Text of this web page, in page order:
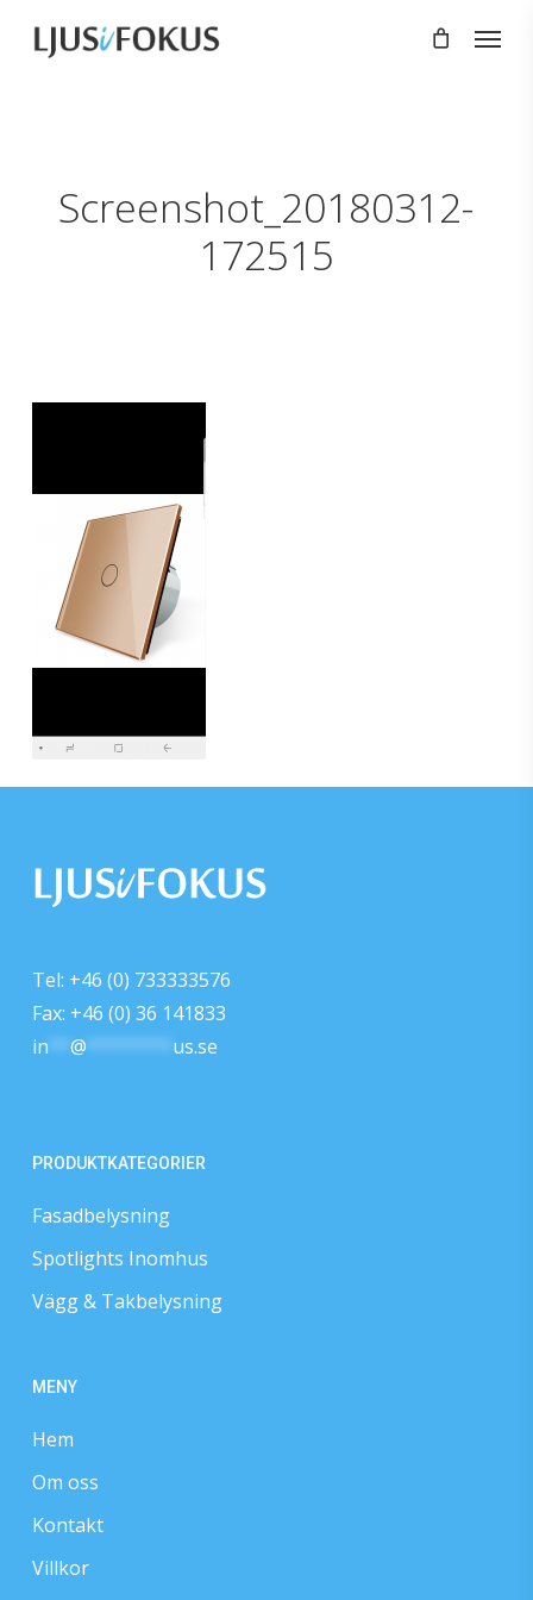
Menu
Screenshot_20180312-
172515
Tel: +46 (0) 733333576
Fax: +46 (0) 36 141833
in
@ us.se
PRODUKTKATEGORIER
Fasadbelysning
Spotlights Inomhus
Vägg & Takbelysning
MENY
Hem
Om oss
Kontakt
Villkor